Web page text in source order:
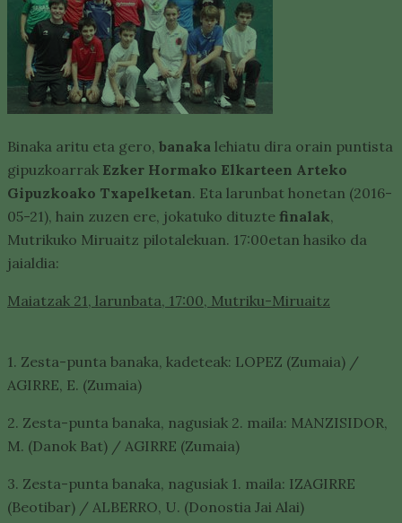
Binaka aritu eta gero, banaka lehiatu dira orain puntista
gipuzkoarrak Ezker Hormako Elkarteen Arteko
Gipuzkoako Txapelketan. Eta larunbat honetan (2016-
05-21), hain zuzen ere, jokatuko dituzte finalak,
Mutrikuko Miruaitz pilotalekuan. 17:00etan hasiko da
jaialdia:
Maiatzak 21, larunbata, 17:00, Mutriku-Miruaitz
1. Zesta-punta banaka, kadeteak: LOPEZ (Zumaia) /
AGIRRE, E. (Zumaia)
2. Zesta-punta banaka, nagusiak 2. maila: MANZISIDOR,
M. (Danok Bat) / AGIRRE (Zumaia)
3. Zesta-punta banaka, nagusiak 1. maila: IZAGIRRE
(Beotibar) / ALBERRO, U. (Donostia Jai Alai)